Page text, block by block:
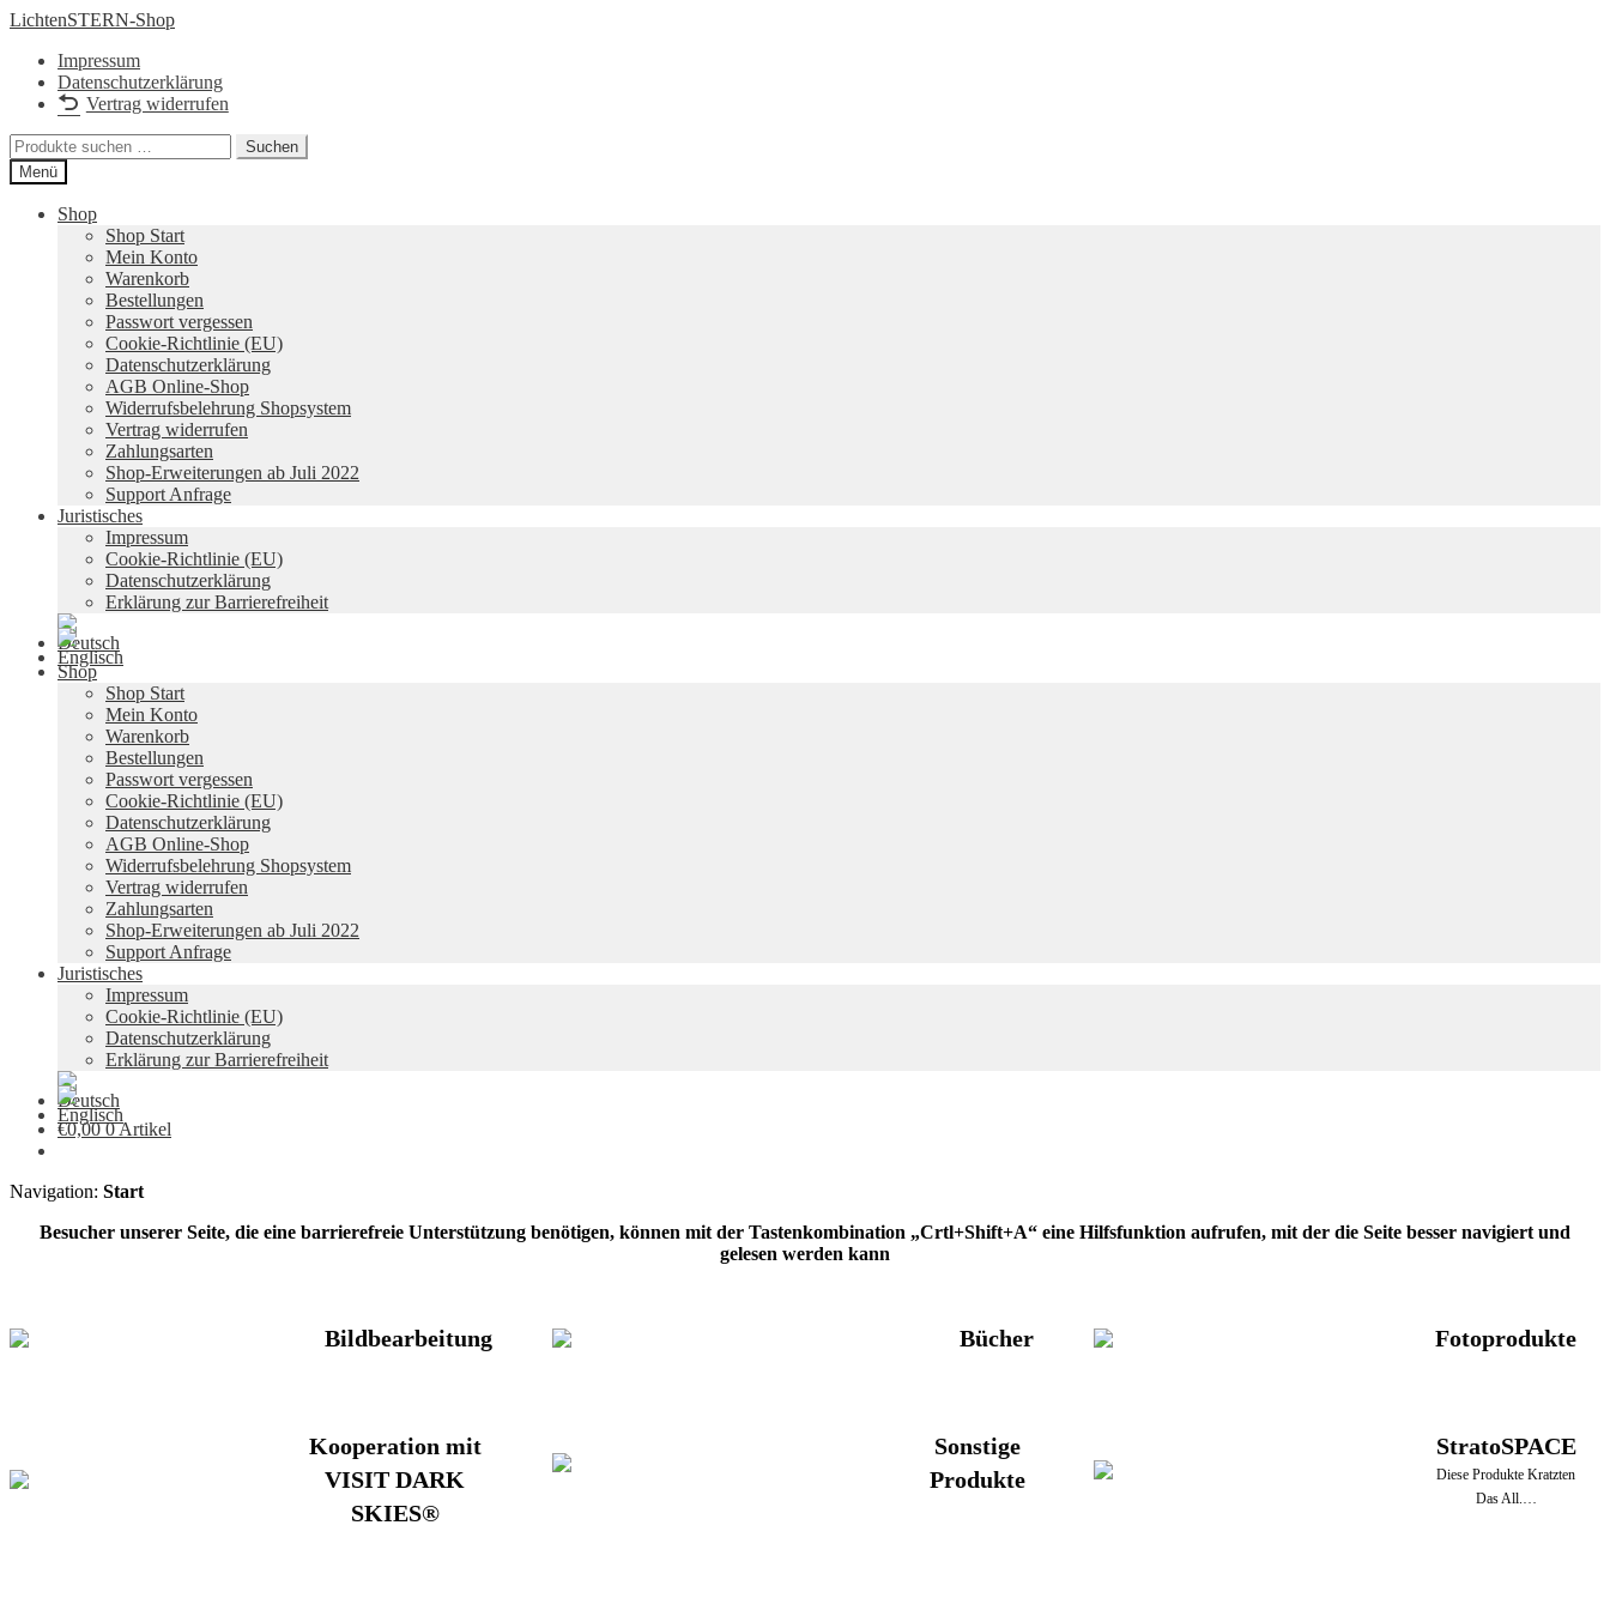
Zur
springen
Zum
springen
LichtenSTERN-Shop
Impressum
Datenschutzerklärung
Vertrag widerrufen
Suchen
nach:
Suchen
Menü
Shop
Shop Start
Mein Konto
Warenkorb
Bestellungen
Passwort vergessen
Cookie-Richtlinie (EU)
Datenschutzerklärung
AGB Online-Shop
Widerrufsbelehrung Shopsystem
Vertrag widerrufen
Zahlungsarten
Shop-Erweiterungen ab Juli 2022
Support Anfrage
Juristisches
Impressum
Cookie-Richtlinie (EU)
Datenschutzerklärung
Erklärung zur Barrierefreiheit
Shop
Shop Start
Mein Konto
Warenkorb
Bestellungen
Passwort vergessen
Cookie-Richtlinie (EU)
Datenschutzerklärung
AGB Online-Shop
Widerrufsbelehrung Shopsystem
Vertrag widerrufen
Zahlungsarten
Shop-Erweiterungen ab Juli 2022
Support Anfrage
Juristisches
Impressum
Cookie-Richtlinie (EU)
Datenschutzerklärung
Erklärung zur Barrierefreiheit
€0,00 0 Artikel
Navigation: Start
Besucher unserer Seite, die eine barrierefreie Unterstützung benötigen, können mit der Tastenkombination „Crtl+Shift+A“ eine Hilfsfunktion aufrufen, mit der die Seite besser navigiert und
gelesen werden kann
Bildbearbeitung Bücher Fotoprodukte
Kooperation mit
VISIT DARK
SKIES®
Sonstige
Produkte
StratoSPACE
Diese Produkte Kratzten
Das All.…